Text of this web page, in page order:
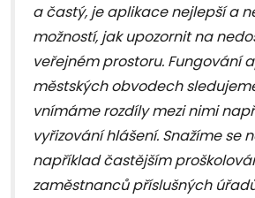
a častý, je aplikace nejlepší a
možností, jak upozornit na
veřejném prostoru. Fungování
městských obvodech
vnímáme rozdíly mezi nimi
vyřizování hlášení. Snažíme se
například častějším
zaměstnanců příslušných